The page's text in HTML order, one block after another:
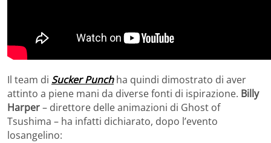
Il team di Sucker Punchha quindi dimostrato di aver
attinto a piene mani da diverse fonti di ispirazione. Billy
Harper– direttore delle animazioni di Ghost of
Tsushima – ha infatti dichiarato, dopo l’evento
losangelino: